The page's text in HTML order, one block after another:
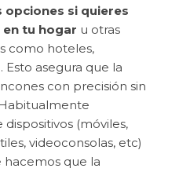
opciones si quieres
tu hogar u otras
como hoteles,
Esto asegura que la
con precisión sin
(móviles,
videoconsolas, etc)
hacemos que la